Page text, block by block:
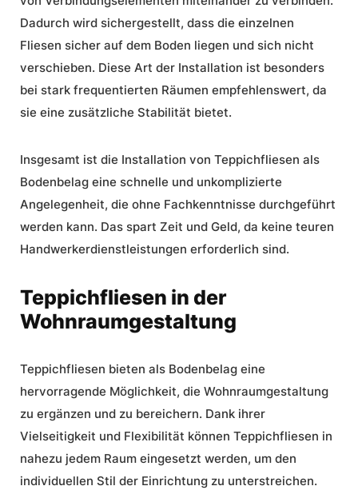
Dadurch wird sichergestellt, dass die einzelnen
Fliesen sicher auf dem Boden liegen und sich nicht
verschieben. Diese Art der Installation ist besonders
bei stark frequentierten Räumen empfehlenswert, da
sie eine zusätzliche Stabilität bietet.
Insgesamt ist die Installation von Teppichfliesen als
Bodenbelag eine schnelle und unkomplizierte
Angelegenheit, die ohne Fachkenntnisse durchgeführt
werden kann. Das spart Zeit und Geld, da keine teuren
Handwerkerdienstleistungen erforderlich sind.
Teppichfliesen in der
Wohnraumgestaltung
Teppichfliesen bieten als Bodenbelag eine
hervorragende Möglichkeit, die Wohnraumgestaltung
zu ergänzen und zu bereichern. Dank ihrer
Vielseitigkeit und Flexibilität können Teppichfliesen in
nahezu jedem Raum eingesetzt werden, um den
individuellen Stil der Einrichtung zu unterstreichen.